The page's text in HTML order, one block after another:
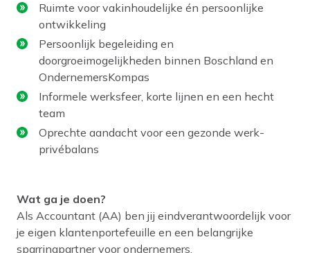
Ruimte voor vakinhoudelijke én persoonlijke
ontwikkeling
Persoonlijk begeleiding en
doorgroeimogelijkheden binnen Boschland en
OndernemersKompas
Informele werksfeer, korte lijnen en een hecht
team
Oprechte aandacht voor een gezonde werk-
privébalans
Wat ga je doen?
Als Accountant (AA) ben jij eindverantwoordelijk voor
je eigen klantenportefeuille en een belangrijke
sparringpartner voor ondernemers.